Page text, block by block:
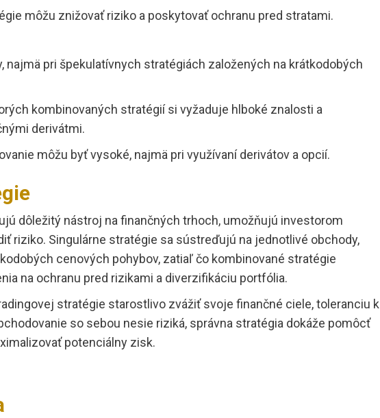
môžu znižovať riziko a poskytovať ochranu pred stratami.
najmä pri špekulatívnych stratégiách založených na krátkodobých
kombinovaných stratégií si vyžaduje hlboké znalosti a
derivátmi.
môžu byť vysoké, najmä pri využívaní derivátov a opcií.
dôležitý nástroj na finančných trhoch, umožňujú investorom
riziko. Singulárne stratégie sa sústreďujú na jednotlivé obchody,
cenových pohybov, zatiaľ čo kombinované stratégie
na ochranu pred rizikami a diverzifikáciu portfólia.
stratégie starostlivo zvážiť svoje finančné ciele, toleranciu k
so sebou nesie riziká, správna stratégia dokáže pomôcť
potenciálny zisk.